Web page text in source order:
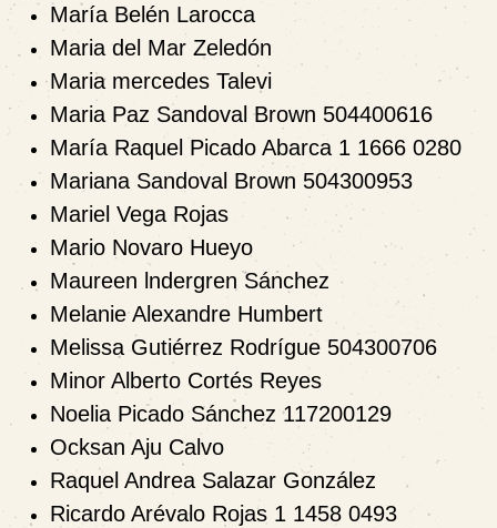
María Belén Larocca
Maria del Mar Zeledón
Maria mercedes Talevi
Maria Paz Sandoval Brown 504400616
María Raquel Picado Abarca 1 1666 0280
Mariana Sandoval Brown 504300953
Mariel Vega Rojas
Mario Novaro Hueyo
Maureen lndergren Sánchez
Melanie Alexandre Humbert
Melissa Gutiérrez Rodrígue 504300706
Minor Alberto Cortés Reyes
Noelia Picado Sánchez 117200129
Ocksan Aju Calvo
Raquel Andrea Salazar González
Ricardo Arévalo Rojas 1 1458 0493